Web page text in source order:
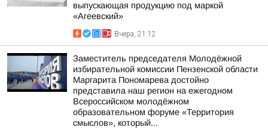
выпускающая продукцию под маркой
«Агеевский»
Вчера, 21:12
Заместитель председателя Молодёжной
избирательной комиссии Пензенской области
Маргарита Пономарева достойно
представила наш регион на ежегодном
Всероссийском молодёжном
образовательном форуме «Территория
смыслов», который...